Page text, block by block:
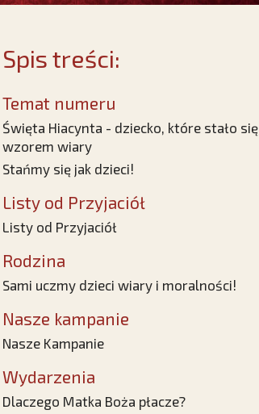
Spis treści:
Temat numeru
Święta Hiacynta - dziecko, które stało się
wzorem wiary
Stańmy się jak dzieci!
Listy od Przyjaciół
Listy od Przyjaciół
Rodzina
Sami uczmy dzieci wiary i moralności!
Nasze kampanie
Nasze Kampanie
Wydarzenia
Dlaczego Matka Boża płacze?